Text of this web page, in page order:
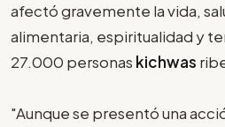
afectó gravemente la vida,
alimentaria, espiritualidad y
27.000 personas kichwas
"Aunque se presentó una